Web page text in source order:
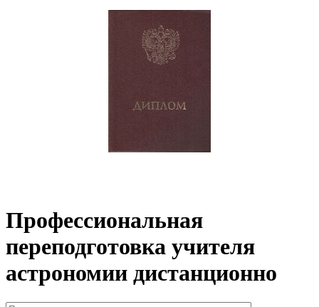
Профессиональная
переподготовка учителя
астрономии дистанционно